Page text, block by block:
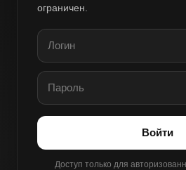
ограничен.
Войти
Доступ только для